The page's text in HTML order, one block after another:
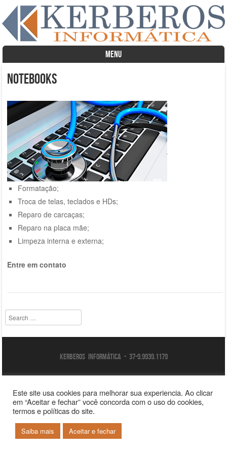
MENU
Notebooks
Formatação;
Troca de telas, teclados e HDs;
Reparo de carcaças;
Reparo na placa mãe;
Limpeza interna e externa;
Entre em contato
Search
Kerberos Informática - 37-9.9939.1179
Este site usa cookies para melhorar sua experiencia. Ao clicar
em “Aceitar e fechar” você concorda com o uso do cookies,
termos e políticas do site.
Saiba mais Aceitar e fechar